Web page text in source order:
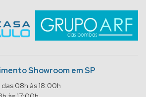
Showroom em SP
08h às 18:00h